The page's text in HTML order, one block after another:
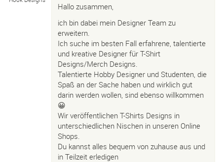
Hallo zusammen,
ich bin dabei mein Designer Team zu
erweitern.
Ich suche im besten Fall erfahrene, talentierte
und kreative Designer für T-Shirt
Designs/Merch Designs.
Talentierte Hobby Designer und Studenten, die
Spaß an der Sache haben und wirklich gut
darin werden wollen, sind ebenso willkommen
😀
Wir veröffentlichen T-Shirts Designs in
unterschiedlichen Nischen in unseren Online
Shops.
Du kannst alles bequem von zuhause aus und
in Teilzeit erledigen